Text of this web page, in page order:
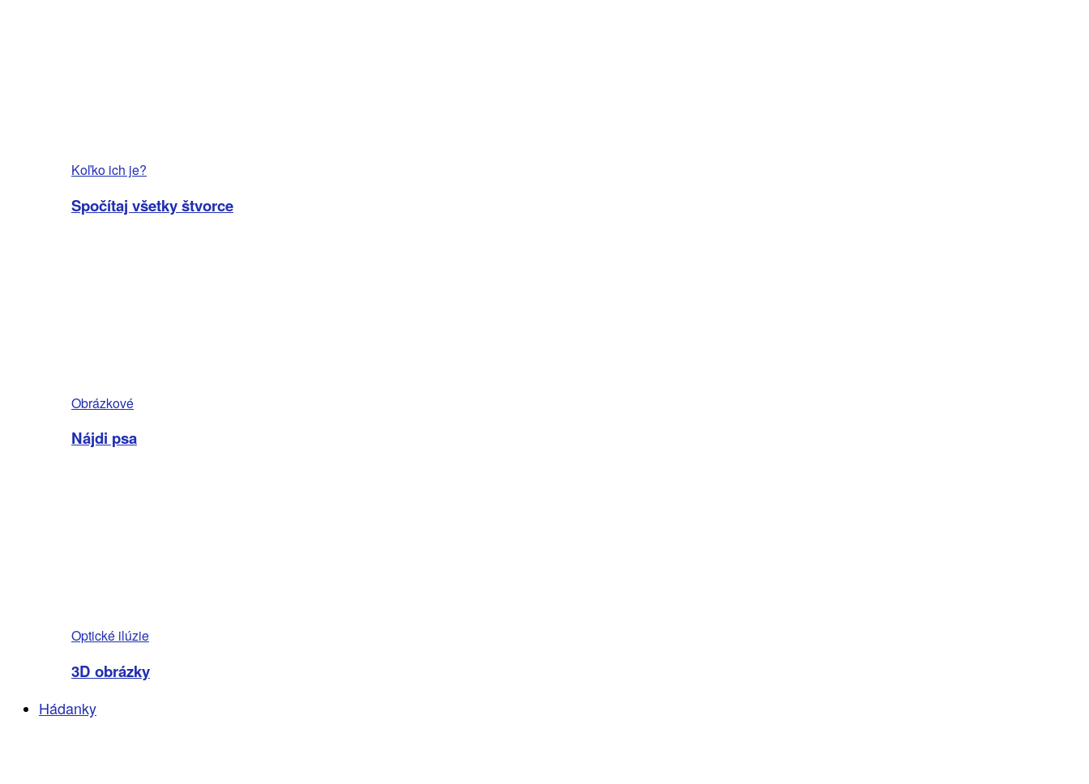
Koľko ich je?
Spočítaj všetky štvorce
Obrázkové
Nájdi psa
Optické ilúzie
3D obrázky
Hádanky